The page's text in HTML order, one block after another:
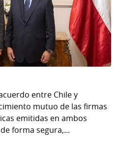
entre Chile y
mutuo de las firmas
emitidas en ambos
forma segura,...